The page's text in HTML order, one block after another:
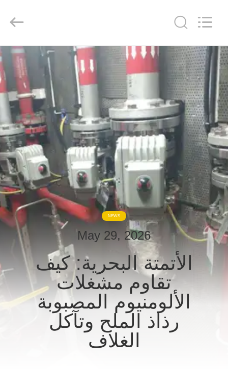
الصفحة
الرئيسية
منتجات
عرض
الواقع
الافتراضي
معلومات
عنا
جولة
في
المعمل
Limited.
NEWS
May 29, 2026
الأتمتة البحرية: كيف
تقاوم مشغلات
الألومنيوم المصبوبة
رذاذ الملح وتآكل
الغلاف